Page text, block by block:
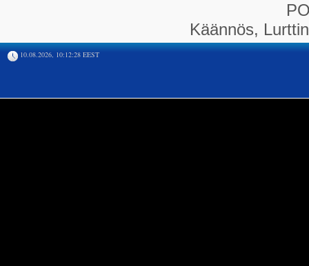
Käännös,
10.08.2026, 10:12:28 EEST